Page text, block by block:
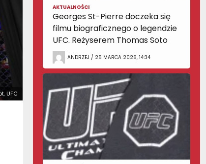
UFC
AKTUALNOŚCI
Georges St-Pierre doczeka się
filmu biograficznego o legendzie
UFC. Reżyserem Thomas Soto
ANDRZEJ / 25 MARCA 2026, 14:34